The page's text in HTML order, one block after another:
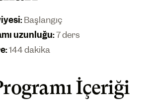
:Başlangıç
uzunluğu:7 ders
:144 dakika
İçeriği